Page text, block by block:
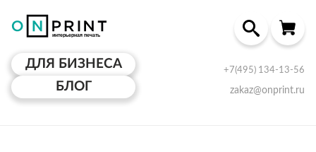
ДЛЯ БИЗНЕСА
БЛОГ
+7(495) 134-13-56
zakaz@onprint.ru